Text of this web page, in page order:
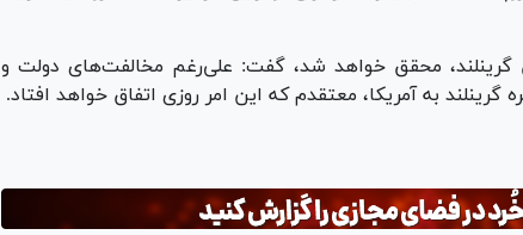
گرینلند، محقق خواهد شد، گفت: علی‌رغم مخالفت‌های دولت و
گرینلند به آمریکا، معتقدم که این امر روزی اتفاق خواهد افتاد.